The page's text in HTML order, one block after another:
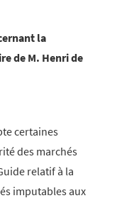
la
de M. Henri de
certaines
des marchés
relatif à la
imputables aux